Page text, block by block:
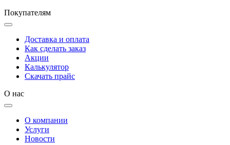
Покупателям
Доставка и оплата
Как сделать заказ
Акции
Калькулятор
Скачать прайс
О нас
О компании
Услуги
Новости